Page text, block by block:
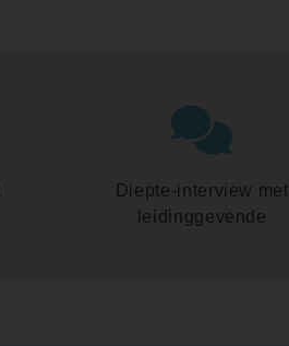
Diepte-interview met
leidinggevende